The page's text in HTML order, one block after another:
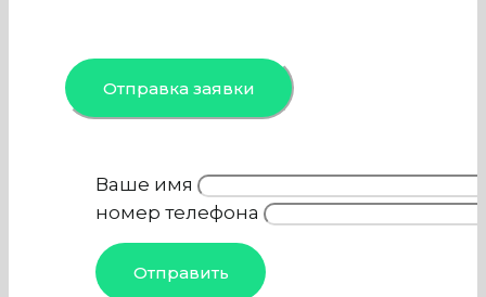
Отправка заявки
Ваше имя
номер телефона